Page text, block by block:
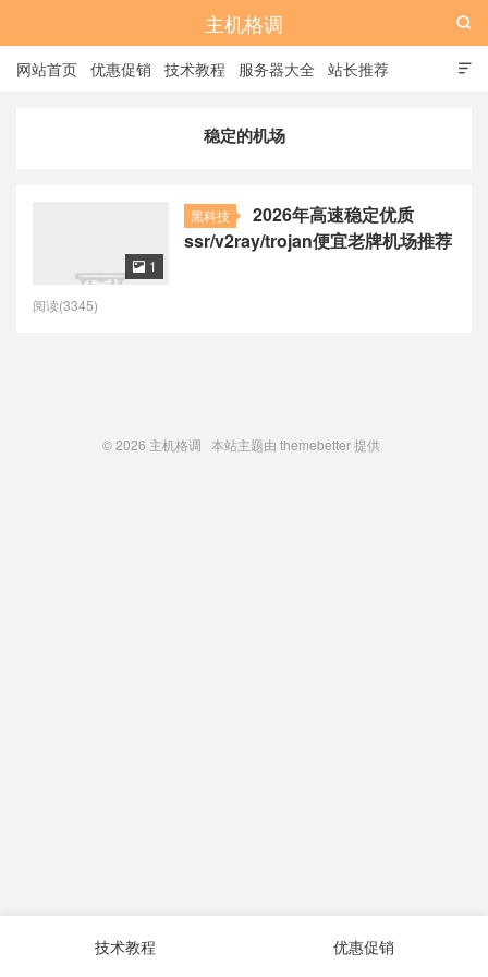
主机格调

网站首页 优惠促销 技术教程 服务器大全 站长推荐

稳定的机场
黑科技
2026年高速稳定优质
ssr/v2ray/trojan便宜老牌机场推荐
 1
阅读(3345)
© 2026 主机格调 本站主题由 themebetter提供
技术教程 优惠促销